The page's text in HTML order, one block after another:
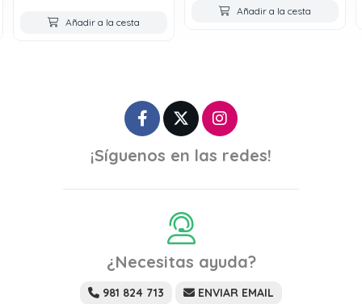
Añadir a la cesta
Añadir a la cesta
¡Síguenos en las redes!
¿Necesitas ayuda?
981 824 713 ENVIAR EMAIL